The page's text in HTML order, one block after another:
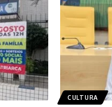
CULTURA